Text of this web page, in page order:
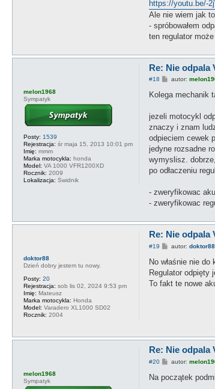
https://youtu.be/-
Ale nie wiem jak
- spróbowałem
ten regulator
melon1968
Sympatyk
Posty: 1539
Rejestracja: śr maja 15, 2013 10:01 pm
Imię: mmm
Marka motocykla: honda
Model: VA 1000 VFR1200XD
Rocznik: 2009
Lokalizacja: Świdnik
Re: Nie odpala
#18
P
s
t
autor:
Kolega mechanik
jezeli motocykl
znaczy i znam
odpieciem cewek
jedyne rozsadne
wymyslisz.
po odłaczeniu
- zweryfikowac
- zweryfikowac
doktor88
Dzień dobry jestem tu nowy.
Posty: 20
Rejestracja: sob lis 02, 2024 9:53 pm
Imię: Mateusz
Marka motocykla: Honda
Model: Varadero XL1000 SD02
Rocznik: 2004
Re: Nie odpala
#19
P
s
autor: doktor88
No właśnie nie
Regulator odpięty
To fakt te nowe
melon1968
Sympatyk
Re: Nie odpala
#20
P
s
autor:
Na początek